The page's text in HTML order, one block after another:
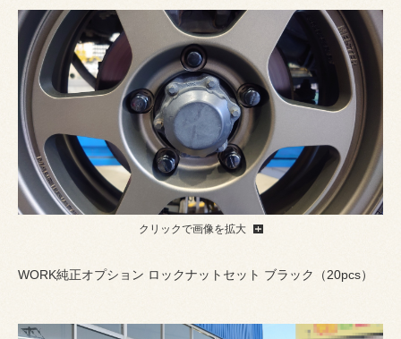
クリックで画像を拡大
WORK純正オプション ロックナットセット ブラック（20pcs）